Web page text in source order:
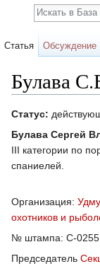
Булава
Статус:
Булава Сергей
III категории по
спаниелей.
Организация:
охотников и
№ штампа: С-0255
Председатель
Статья Обсуждение
Поиск